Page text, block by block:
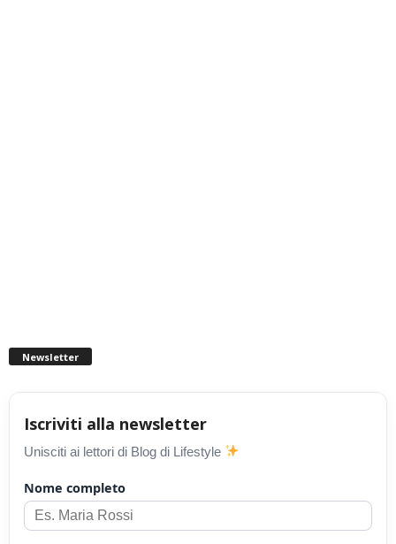
Newsletter
Iscriviti alla newsletter
Unisciti ai lettori di Blog di Lifestyle
Nome completo